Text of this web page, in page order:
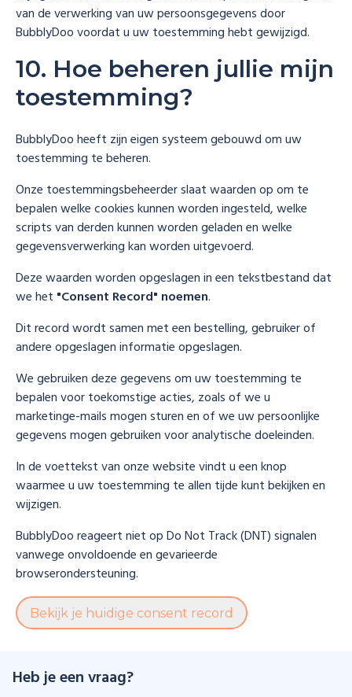
van de verwerking van uw persoonsgegevens door
BubblyDoo voordat u uw toestemming hebt gewijzigd.
10. Hoe beheren jullie mijn
toestemming?
BubblyDoo heeft zijn eigen systeem gebouwd om uw
toestemming te beheren.
Onze toestemmingsbeheerder slaat waarden op om te
bepalen welke cookies kunnen worden ingesteld, welke
scripts van derden kunnen worden geladen en welke
gegevensverwerking kan worden uitgevoerd.
Deze waarden worden opgeslagen in een tekstbestand dat
we het "Consent Record" noemen.
Dit record wordt samen met een bestelling, gebruiker of
andere opgeslagen informatie opgeslagen.
We gebruiken deze gegevens om uw toestemming te
bepalen voor toekomstige acties, zoals of we u
marketinge-mails mogen sturen en of we uw persoonlijke
gegevens mogen gebruiken voor analytische doeleinden.
In de voettekst van onze website vindt u een knop
waarmee u uw toestemming te allen tijde kunt bekijken en
wijzigen.
BubblyDoo reageert niet op Do Not Track (DNT) signalen
vanwege onvoldoende en gevarieerde
browserondersteuning.
Bekijk je huidige consent record
Heb je een vraag?